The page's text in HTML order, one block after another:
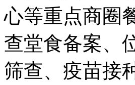
心等重点商圈
查堂食备案、
筛查、疫苗接